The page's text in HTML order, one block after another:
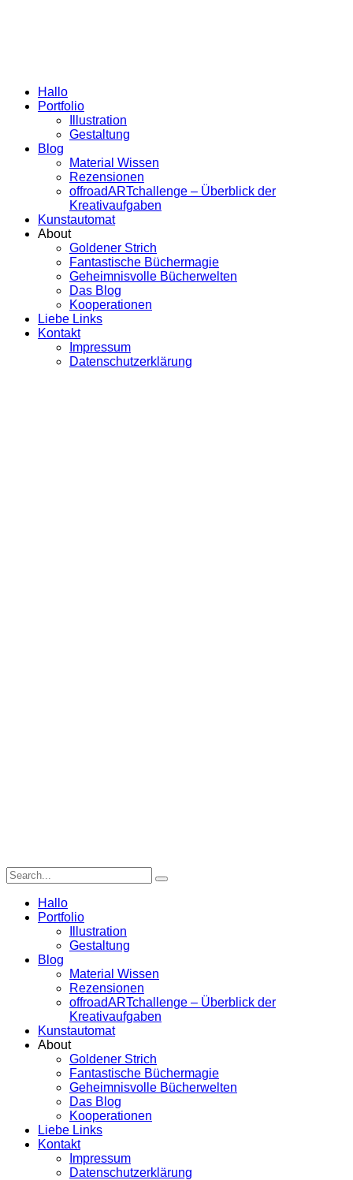
Hallo
Portfolio
Illustration
Gestaltung
Blog
Material Wissen
Rezensionen
offroadARTchallenge – Überblick der
Kreativaufgaben
Kunstautomat
About
Goldener Strich
Fantastische Büchermagie
Geheimnisvolle Bücherwelten
Das Blog
Kooperationen
Liebe Links
Kontakt
Impressum
Datenschutzerklärung
Hallo
Portfolio
Illustration
Gestaltung
Blog
Material Wissen
Rezensionen
offroadARTchallenge – Überblick der
Kreativaufgaben
Kunstautomat
About
Goldener Strich
Fantastische Büchermagie
Geheimnisvolle Bücherwelten
Das Blog
Kooperationen
Liebe Links
Kontakt
Impressum
Datenschutzerklärung